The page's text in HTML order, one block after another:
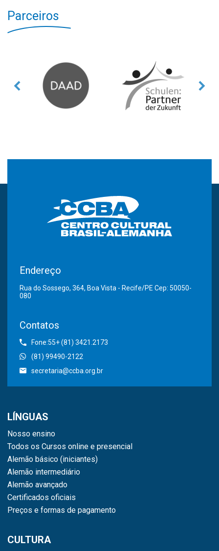
Parceiros
Endereço
Rua do Sossego, 364, Boa Vista - Recife/PE Cep: 50050-
080
Contatos
Fone:55+ (81) 3421.2173
(81) 99490-2122
secretaria@ccba.org.br
LÍNGUAS
Nosso ensino
Todos os Cursos online e presencial
Alemão básico (iniciantes)
Alemão intermediário
Alemão avançado
Certificados oficiais
Preços e formas de pagamento
CULTURA